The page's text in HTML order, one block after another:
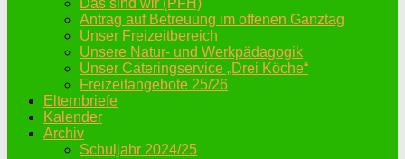
Das sind wir (PFH)
Antrag auf Betreuung im offenen Ganztag
Unser Freizeitbereich
Unsere Natur- und Werkpädagogik
Unser Cateringservice „Drei Köche“
Freizeitangebote 25/26
Elternbriefe
Kalender
Archiv
Schuljahr 2024/25